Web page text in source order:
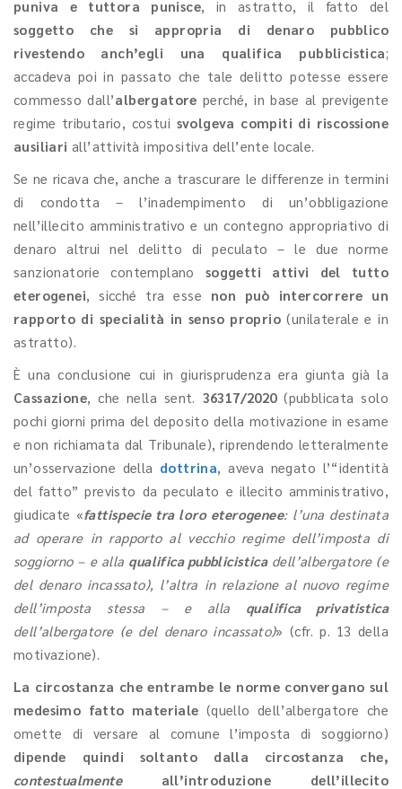
puniva e tuttora punisce, in astratto, il fatto del
soggetto che si appropria di denaro pubblico
rivestendo anch’egli una qualifica pubblicistica;
accadeva poi in passato che tale delitto potesse essere
commesso dall’albergatore perché, in base al previgente
regime tributario, costui svolgeva compiti di riscossione
ausiliari all’attività impositiva dell’ente locale.
Se ne ricava che, anche a trascurare le differenze in termini
di condotta – l’inadempimento di un’obbligazione
nell’illecito amministrativo e un contegno appropriativo di
denaro altrui nel delitto di peculato – le due norme
sanzionatorie contemplano soggetti attivi del tutto
eterogenei, sicché tra esse non può intercorrere un
rapporto di specialità in senso proprio (unilaterale e in
astratto).
È una conclusione cui in giurisprudenza era giunta già la
Cassazione, che nella sent. 36317/2020(pubblicata solo
pochi giorni prima del deposito della motivazione in esame
e non richiamata dal Tribunale), riprendendo letteralmente
un’osservazione della dottrina, aveva negato l’“identità
del fatto” previsto da peculato e illecito amministrativo,
giudicate «fattispecie tra loro eterogenee: l’una destinata
ad operare in rapporto al vecchio regime dell’imposta di
soggiorno – e alla qualifica pubblicisticadell’albergatore (e
del denaro incassato), l’altra in relazione al nuovo regime
dell’imposta stessa – e alla qualifica privatistica
dell’albergatore (e del denaro incassato)» (cfr. p. 13 della
motivazione).
La circostanza che entrambe le norme convergano sul
medesimo fatto materiale (quello dell’albergatore che
omette di versare al comune l’imposta di soggiorno)
dipende quindi soltanto dalla circostanza che,
contestualmenteall’introduzione dell’illecito